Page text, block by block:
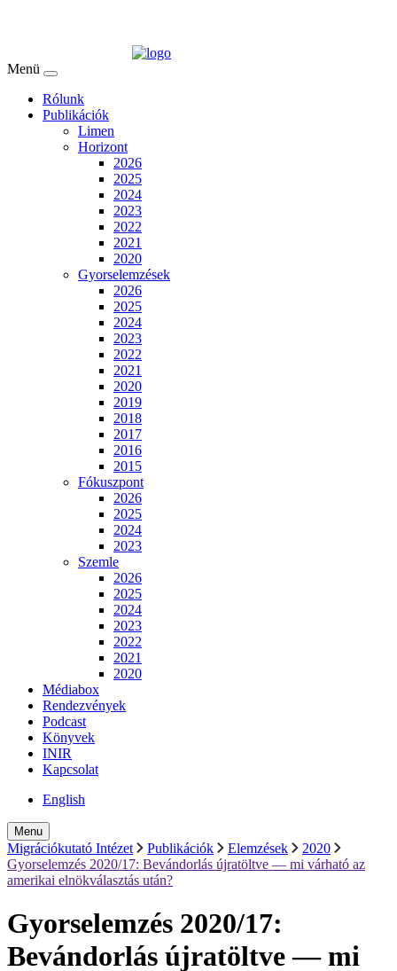
Menü
Rólunk
Publikációk
Limen
Horizont
2026
2025
2024
2023
2022
2021
2020
Gyorselemzések
2026
2025
2024
2023
2022
2021
2020
2019
2018
2017
2016
2015
Fókuszpont
2026
2025
2024
2023
Szemle
2026
2025
2024
2023
2022
2021
2020
Médiabox
Rendezvények
Podcast
Könyvek
INIR
Kapcsolat
English
Menu
Migrációkutató Intézet Publikációk Elemzések
2020
Gyorselemzés 2020/17: Bevándorlás újratöltve — mi várható az
amerikai elnökválasztás után?
Gyorselemzés 2020/17:
Bevándorlás újratöltve — mi